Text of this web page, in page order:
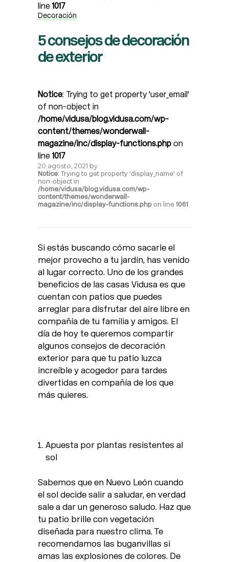
line 1017
Decoración
5 consejos de decoración
de exterior
Notice: Trying to get property 'user_email'
of non-object in
/home/vidusa/blog.vidusa.com/wp-
content/themes/wonderwall-
magazine/inc/display-functions.php on
line 1017
20 agosto, 2021 by
Notice: Trying to get property 'display_name' of
non-object in
/home/vidusa/blog.vidusa.com/wp-
content/themes/wonderwall-
magazine/inc/display-functions.php on line 1061
​​Si estás buscando cómo sacarle el
mejor provecho a tu jardín, has venido
al lugar correcto. Uno de los grandes
beneficios de las casas Vidusa es que
cuentan con patios que puedes
arreglar para disfrutar del aire libre en
compañía de tu familia y amigos. El
día de hoy te queremos compartir
algunos consejos de decoración
exterior para que tu patio luzca
increíble y acogedor para tardes
divertidas en compañía de los que
más quieres.
Apuesta por plantas resistentes al
sol
Sabemos que en Nuevo León cuando
el sol decide salir a saludar, en verdad
sale a dar un generoso saludo. Haz que
tu patio brille con vegetación
diseñada para nuestro clima. Te
recomendamos las buganvillas si
amas las explosiones de colores. De